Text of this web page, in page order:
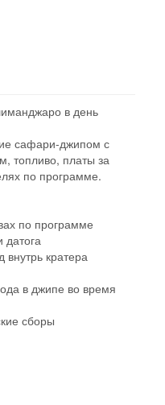
в день
сафари-джипом с
топливо, платы за
по программе.
по программе
кратера
в джипе во время
сборы